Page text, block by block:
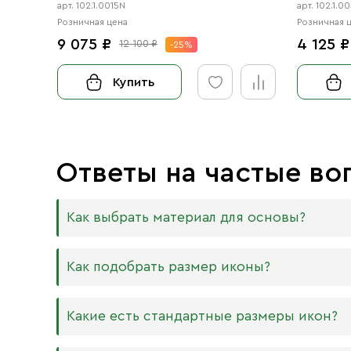
арт. 102.1.0015N
Розничная цена
9 075 ₽ 12 100 ₽ -25%
Купить
арт.
Розничная
4 125 ₽
Ответы на частые
Как выбрать материал для основы?
Мы изготавливаем иконы на трёх разных видах
МДФ. Ламинированная древесно-
Как подобрать размер иконы?
Никаких строгих правил по тому, какого
Какие есть стандартные размеры икон?